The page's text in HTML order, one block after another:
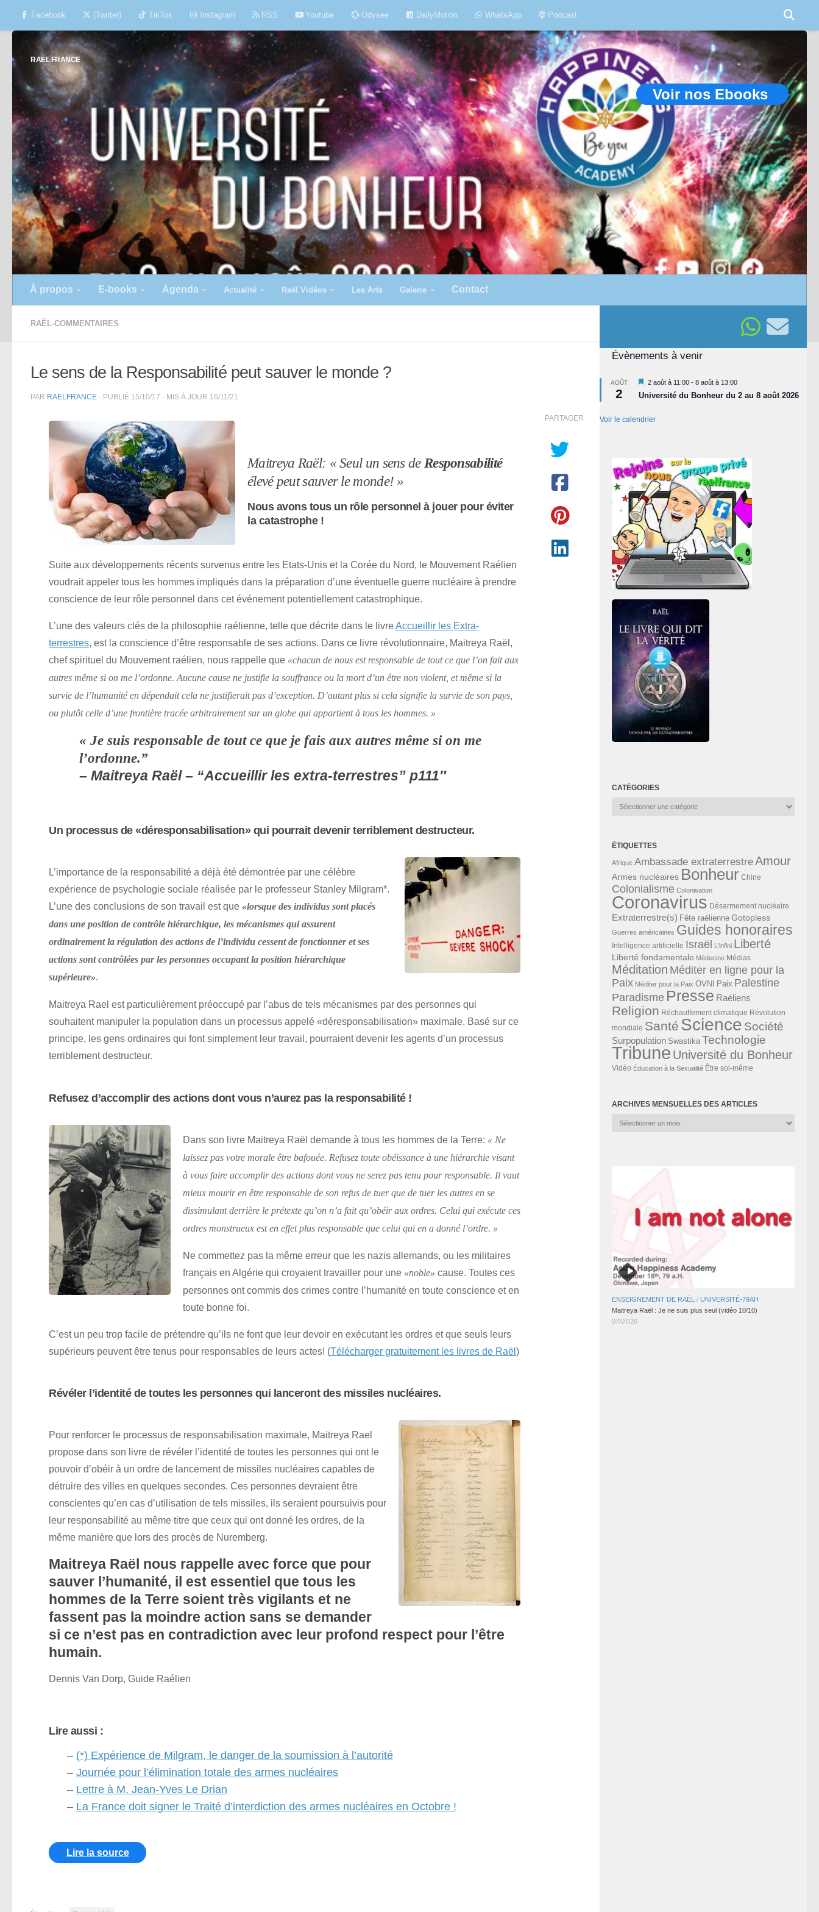
Skip to content
Facebook (Twitter) TikTok Instagram RSS Youtube Odysee DailyMotion WhatsApp Podcast
RAËL FRANCE
Voir nos Ebooks
À propos E-books Agenda Actualité Raël Vidéos Les Arts Galerie Contact
RAËL-COMMENTAIRES
Le sens de la Responsabilité peut sauver le monde ?
PAR RAELFRANCE · PUBLIÉ 15/10/17 · MIS À JOUR 16/11/21
Maitreya Raël: « Seul un sens de Responsabilité
élevé peut sauver le monde! »
Nous avons tous un rôle personnel à jouer pour éviter
la catastrophe !
Suite aux développements récents survenus entre les Etats-Unis et la Corée du Nord, le Mouvement Raélien
voudrait appeler tous les hommes impliqués dans la préparation d’une éventuelle guerre nucléaire à prendre
conscience de leur rôle personnel dans cet événement potentiellement catastrophique.
L’une des valeurs clés de la philosophie raélienne, telle que décrite dans le livreAccueillir les Extra-
terrestres, est la conscience d’être responsable de ses actions. Dans ce livre révolutionnaire, Maitreya Raël,
chef spirituel du Mouvement raélien, nous rappelle que «chacun de nous est responsable de tout ce que l’on fait aux
autres même si on me l’ordonne. Aucune cause ne justifie la souffrance ou la mort d’un être non violent, et même si la
survie de l’humanité en dépendait cela ne justifierait pas d’exception. D’autant plus si cela signifie la survie de son pays,
ou plutôt celle d’une frontière tracée arbitrairement sur un globe qui appartient à tous les hommes. »
« Je suis responsable de tout ce que je fais aux autres même si on me
l’ordonne.”
– Maitreya Raël – “Accueillir les extra-terrestres” p111″
Un processus de «déresponsabilisation» qui pourrait devenir terriblement destructeur.
L’importance de la responsabilité a déjà été démontrée par une célèbre
expérience de psychologie sociale réalisée par le professeur Stanley Milgram*.
L’une des conclusions de son travail est que «lorsque des individus sont placés
dans une position de contrôle hiérarchique, les mécanismes qui assurent
ordinairement la régulation des actions de l’individu cessent de fonctionner et ses
actions sont contrôlées par les personnes occupant la position hiérarchique
supérieure».
Maitreya Rael est particulièrement préoccupé par l’abus de tels mécanismes par des personnes qui
souhaitent manipuler la population dans un processus appelé «déresponsabilisation» maximale. Basé sur ce
principe, les gens ordinaires qui font simplement leur travail, pourraient devenir les agents d’un processus
terriblement destructeur.
Refusez d’accomplir des actions dont vous n’aurez pas la responsabilité !
Dans son livre Maitreya Raël demande à tous les hommes de la Terre: « Ne
laissez pas votre morale être bafouée. Refusez toute obéissance à une hiérarchie visant
à vous faire accomplir des actions dont vous ne serez pas tenu pour responsable. Il vaut
mieux mourir en être responsable de son refus de tuer que de tuer les autres en se
dissimulant derrière le prétexte qu’on n’a fait qu’obéir aux ordres. Celui qui exécute ces
ordres monstrueux est en effet plus responsable que celui qui en a donné l’ordre. »
Ne commettez pas la même erreur que les nazis allemands, ou les militaires
français en Algérie qui croyaient travailler pour une «noble» cause. Toutes ces
personnes ont commis des crimes contre l’humanité en toute conscience et en
toute bonne foi.
C’est un peu trop facile de prétendre qu’ils ne font que leur devoir en exécutant les ordres et que seuls leurs
supérieurs peuvent être tenus pour responsables de leurs actes! (Télécharger gratuitement les livres de Raël)
Révéler l’identité de toutes les personnes qui lanceront des missiles nucléaires.
Pour renforcer le processus de responsabilisation maximale, Maitreya Rael
propose dans son livre de révéler l’identité de toutes les personnes qui ont le
pouvoir d’obéir à un ordre de lancement de missiles nucléaires capables de
détruire des villes en quelques secondes. Ces personnes devraient être
conscientes qu’en cas d’utilisation de tels missiles, ils seraient poursuivis pour
leur responsabilité au même titre que ceux qui ont donné les ordres, de la
même manière que lors des procès de Nuremberg.
Maitreya Raël nous rappelle avec force que pour
sauver l’humanité, il est essentiel que tous les
hommes de la Terre soient très vigilants et ne
fassent pas la moindre action sans se demander
si ce n’est pas en contradiction avec leur profond respect pour l’être
humain.
Dennis Van Dorp, Guide Raélien
Lire aussi :
– (*) Expérience de Milgram, le danger de la soumission à l’autorité
– Journée pour l’élimination totale des armes nucléaires
– Lettre à M. Jean-Yves Le Drian
– La France doit signer le Traité d’interdiction des armes nucléaires en Octobre !
Lire la source
PARTAGER
Évènements à venir
AOÛT
2
Mis
en
avant
2 août à 11:00 - 8 août à 13:00
Université du Bonheur du 2 au 8 août 2026
Voir le calendrier
CATÉGORIES
Catégories
ÉTIQUETTES
Afrique Ambassade extraterrestreAmour
Armes nucléaires Bonheur Chine
Colonialisme Colonisation
Coronavirus Désarmement nucléaire
Extraterrestre(s) Fête raélienne Gotopless
Guerres américaines Guides honoraires
Intelligence artificielle Israël L'infini Liberté
Liberté fondamentale Médecine Médias
Méditation Méditer en ligne pour la
Paix Méditer pour la Paix OVNI Paix Palestine
Paradisme Presse Raéliens
Religion Réchauffement climatique Révolution
mondiale Santé Science Société
Surpopulation Swastika Technologie
Tribune Université du Bonheur
Vidéo Éducation à la Sexualité Être soi-même
ARCHIVES MENSUELLES DES ARTICLES
Archives
ENSEIGNEMENT DE RAËL / UNIVERSITÉ-79AH
Maitreya Raël : Je ne suis plus seul (vidéo 10/10)
07/07/26